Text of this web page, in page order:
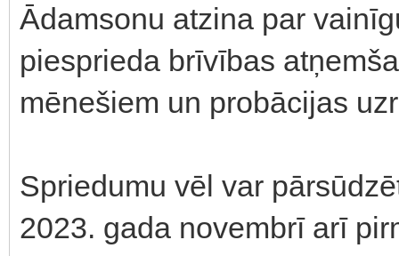
Ādamsonu atzina par
piesprieda brīvības
mēnešiem un probācijas
Spriedumu vēl var
2023. gada novembrī arī